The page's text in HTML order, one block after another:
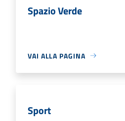
Spazio Verde
VAI ALLA PAGINA
Sport